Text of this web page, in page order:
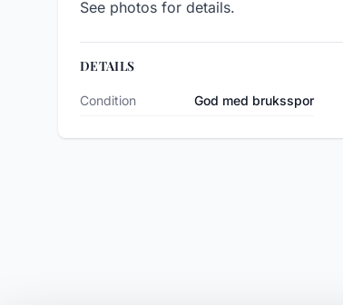
See photos for details.
DETAILS
Condition God med bruksspor